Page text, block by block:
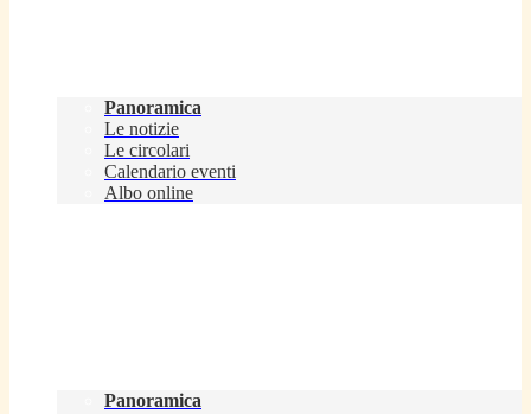
Panoramica
Le notizie
Le circolari
Calendario eventi
Albo online
Panoramica